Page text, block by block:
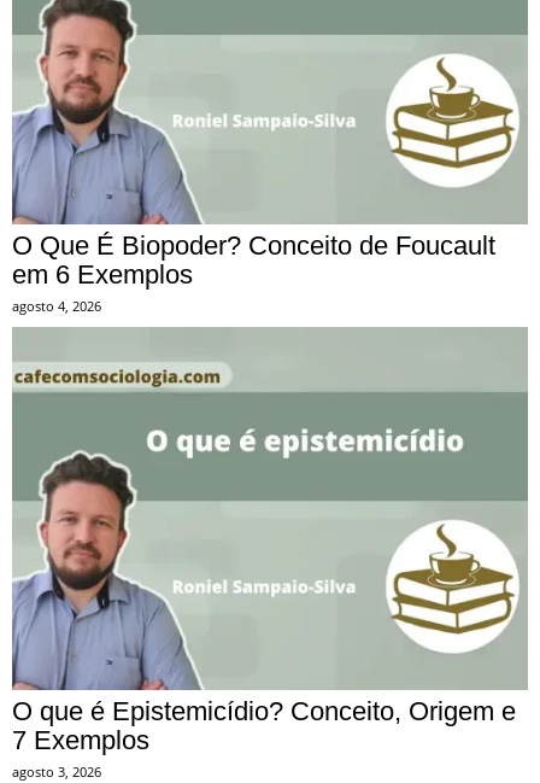
O Que É Biopoder? Conceito de Foucault
em 6 Exemplos
agosto 4, 2026
O que é Epistemicídio? Conceito, Origem e
7 Exemplos
agosto 3, 2026